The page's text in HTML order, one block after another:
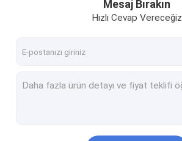
Plastik Köpük Şişe
Plastik Losyon Şişesi
Mesaj Bırakın
Hızlı Cevap Vereceğiz